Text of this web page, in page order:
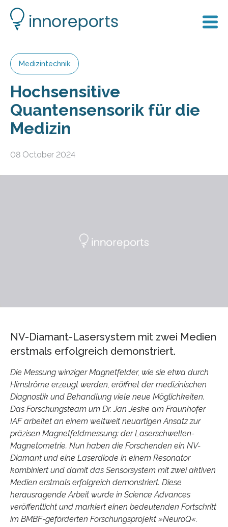
Medizintechnik
Hochsensitive
Quantensensorik für die
Medizin
08 October 2024
NV-Diamant-Lasersystem mit zwei Medien
erstmals erfolgreich demonstriert.
Die Messung winziger Magnetfelder, wie sie etwa durch
Hirnströme erzeugt werden, eröffnet der medizinischen
Diagnostik und Behandlung viele neue Möglichkeiten.
Das Forschungsteam um Dr. Jan Jeske am Fraunhofer
IAF arbeitet an einem weltweit neuartigen Ansatz zur
präzisen Magnetfeldmessung: der Laserschwellen-
Magnetometrie. Nun haben die Forschenden ein NV-
Diamant und eine Laserdiode in einem Resonator
kombiniert und damit das Sensorsystem mit zwei aktiven
Medien erstmals erfolgreich demonstriert. Diese
herausragende Arbeit wurde in Science Advances
veröffentlicht und markiert einen bedeutenden Fortschritt
im BMBF-geförderten Forschungsprojekt »NeuroQ«.